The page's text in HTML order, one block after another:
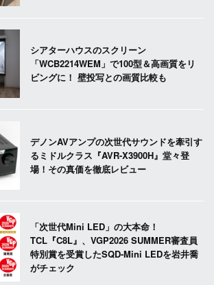
シアターハウスのスクリーン
「WCB2214WEM」で100型＆高画質をリ
ビングに！ 壁投写との画質比較も
デノンAVアンプの次世代サウンドを牽引す
るミドルクラス『AVR-X3900H』堂々登
場！その真価を徹底レビュー
「次世代Mini LED」の大本命！
TCL『C8L』、VGP2026 SUMMER審査員
特別賞を受賞したSQD-Mini LEDを岩井喬
がチェック